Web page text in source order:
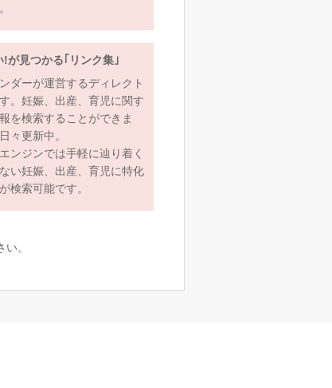
!が見つかる｢リンク集｣
ダーが運営するディレクト
。妊娠、出産、育児に関す
を検索することができま
々更新中。
ンジンでは手軽に辿り着く
い妊娠、出産、育児に特化
検索可能です。
。